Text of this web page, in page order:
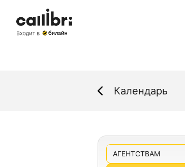
Календарь
АГЕНТСТВАМ